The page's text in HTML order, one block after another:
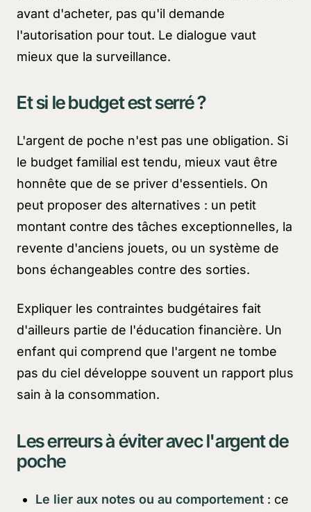
avant d'acheter, pas qu'il demande
l'autorisation pour tout. Le dialogue vaut
mieux que la surveillance.
Et si le budget est serré ?
L'argent de poche n'est pas une obligation. Si
le budget familial est tendu, mieux vaut être
honnête que de se priver d'essentiels. On
peut proposer des alternatives : un petit
montant contre des tâches exceptionnelles, la
revente d'anciens jouets, ou un système de
bons échangeables contre des sorties.
Expliquer les contraintes budgétaires fait
d'ailleurs partie de l'éducation financière. Un
enfant qui comprend que l'argent ne tombe
pas du ciel développe souvent un rapport plus
sain à la consommation.
Les erreurs à éviter avec l'argent de
poche
Le lier aux notes ou au comportement : ce